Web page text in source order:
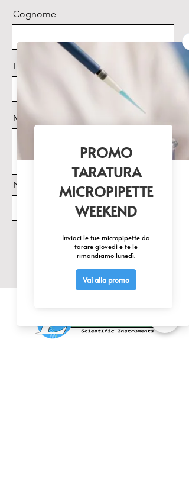
Cognome
Email
Messaggio
Nome Prodotto di interesse